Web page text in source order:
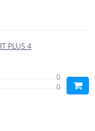
PLUS 4
0
0